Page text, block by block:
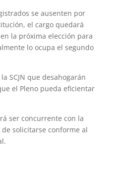
se ausenten por
el cargo quedará
la próxima elección para
lo ocupa el segundo
SCJN que desahogarán
el Pleno pueda eficientar
ser concurrente con la
solicitarse conforme al